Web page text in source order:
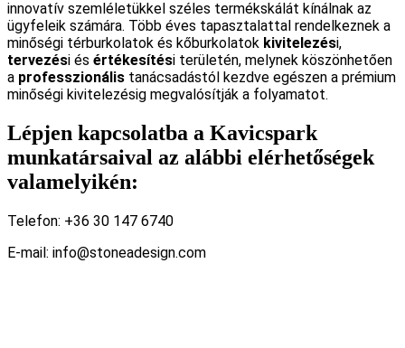
innovatív szemléletükkel széles termékskálát kínálnak az
ügyfeleik számára. Több éves tapasztalattal rendelkeznek a
minőségi térburkolatok és kőburkolatok kivitelezési,
tervezési és értékesítési területén, melynek köszönhetően
a professzionális tanácsadástól kezdve egészen a prémium
minőségi kivitelezésig megvalósítják a folyamatot.
Lépjen kapcsolatba a Kavicspark
munkatársaival az alábbi elérhetőségek
valamelyikén:
Telefon: +36 30 147 6740
E-mail: info@stoneadesign.com